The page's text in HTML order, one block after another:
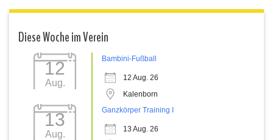
Diese Woche im Verein
12
Aug.
Bambini-Fußball
12 Aug. 26
Kalenborn
13
Aug.
Ganzkörper Training I
13 Aug. 26